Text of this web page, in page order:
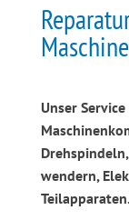
Unser
wendern,
Teilapparaten.